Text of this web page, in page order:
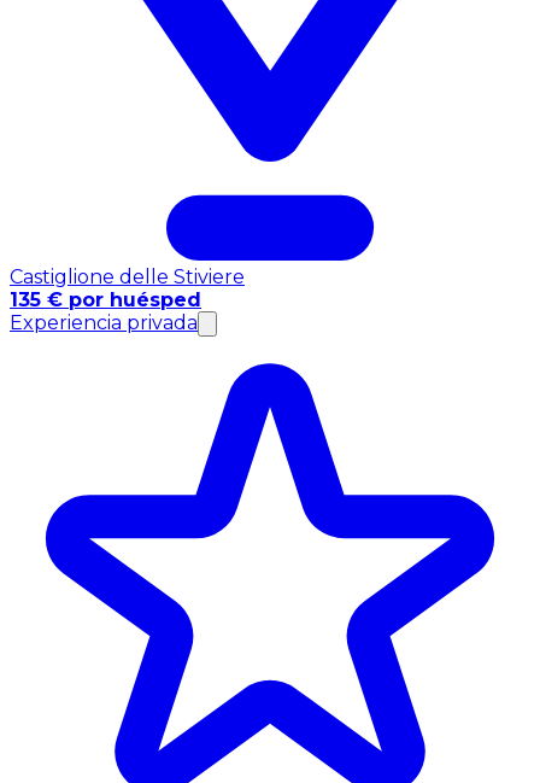
Castiglione delle Stiviere
135 € por huésped
Experiencia privada